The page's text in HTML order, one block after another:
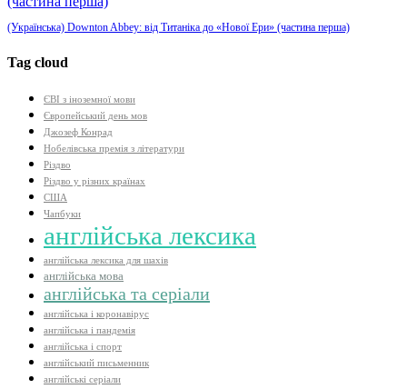
(Українська) Downton Abbey: від Титаніка до «Нової Ери» (частина перша)
Tag cloud
ЄВІ з іноземної мови
Європейський день мов
Джозеф Конрад
Нобелівська премія з літератури
Різдво
Різдво у різних країнах
США
Чапбуки
англійська лексика
англійська лексика для шахів
англійська мова
англійська та серіали
англійська і коронавірус
англійська і пандемія
англійська і спорт
англійський письменник
англійські серіали